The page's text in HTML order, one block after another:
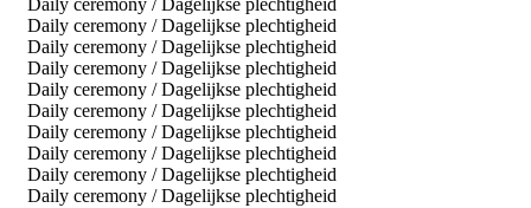
Daily ceremony / Dagelijkse plechtigheid
Daily ceremony / Dagelijkse plechtigheid
Daily ceremony / Dagelijkse plechtigheid
Daily ceremony / Dagelijkse plechtigheid
Daily ceremony / Dagelijkse plechtigheid
Daily ceremony / Dagelijkse plechtigheid
Daily ceremony / Dagelijkse plechtigheid
Daily ceremony / Dagelijkse plechtigheid
Daily ceremony / Dagelijkse plechtigheid